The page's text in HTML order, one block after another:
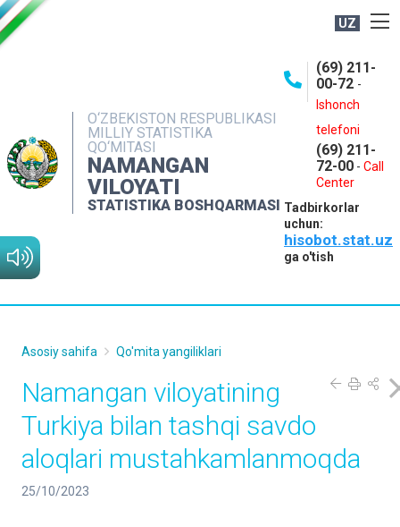
UZ
O‘ZBEKISTON RESPUBLIKASI
MILLIY STATISTIKA
QO‘MITASI
NAMANGAN
VILOYATI
STATISTIKA BOSHQARMASI
(69) 211-
00-72 -
Ishonch
telefoni
(69) 211-
72-00 - Call
Center
Tadbirkorlar
uchun:
hisobot.stat.uz
ga o'tish
NASHRLAR
INTERAKTIV XIZMATLAR
MATBUOT XIZMATI
MUROJAATLAR
Asosiy sahifa Qo'mita yangiliklari
Namangan viloyatining
Turkiya bilan tashqi savdo
aloqlari mustahkamlanmoqda
25/10/2023